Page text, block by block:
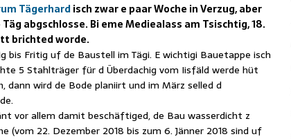
Tägerhardisch zwar e paar Woche in Verzug, aber
abgschlosse. Bi eme Mediealass am Tsischtig, 18.
brichted worde.
Fritig uf de Baustell im Tägi. E wichtigi Bauetappe isch
5 Stahlträger für d Überdachig vom Iisfäld werde hüt
dann wird de Bode planiirt und im März selled d
vor allem damit beschäftiged, de Bau wasserdicht z
(vom 22. Dezember 2018 bis zum 6. Jänner 2018 sind uf